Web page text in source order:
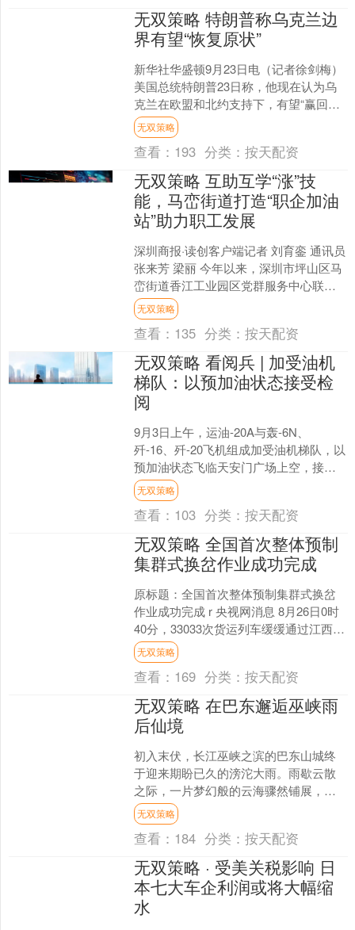
无双策略 特朗普称乌克兰边
界有望“恢复原状”
新华社华盛顿9月23日电（记者徐剑梅）
美国总统特朗普23日称，他现在认为乌
克兰在欧盟和北约支持下，有望“赢回全
部乌克兰，恢复原状”。 特朗普在社交媒
体发文称，他....
无双策略
查看： 193 分类：按天配资
无双策略 互助互学“涨”技
能，马峦街道打造“职企加油
站”助力职工发展
深圳商报·读创客户端记者 刘育銮 通讯员
张来芳 梁丽 今年以来，深圳市坪山区马
峦街道香江工业园区党群服务中心联合
江岭社区工联会，面向企业职工群体精
心打造“职企....
无双策略
查看： 135 分类：按天配资
无双策略 看阅兵 | 加受油机
梯队：以预加油状态接受检
阅
9月3日上午，运油-20A与轰-6N、
歼-16、歼-20飞机组成加受油机梯队，以
预加油状态飞临天安门广场上空，接受
祖国和人民检阅。国产大型加油机的快
速列装，支撑....
无双策略
查看： 103 分类：按天配资
无双策略 全国首次整体预制
集群式换岔作业成功完成
原标题：全国首次整体预制集群式换岔
作业成功完成 r 央视网消息 8月26日0时
40分，33033次货运列车缓缓通过江西向
塘西铁路编组场7场的735号道岔，这标
志....
无双策略
查看： 169 分类：按天配资
无双策略 在巴东邂逅巫峡雨
后仙境
初入末伏，长江巫峡之滨的巴东山城终
于迎来期盼已久的滂沱大雨。雨歇云散
之际，一片梦幻般的云海骤然铺展，翻
腾流转间，令人心醉神迷。 缥缈的白云
轻抚着连绵山峦，三峡平....
无双策略
查看： 184 分类：按天配资
无双策略 · 受美关税影响 日
本七大车企利润或将大幅缩
水